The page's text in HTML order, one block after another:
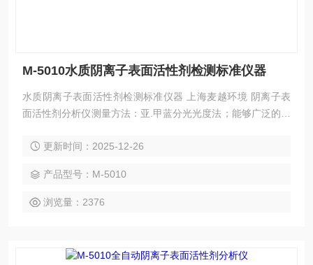
M-5010水质阴离子表面活性剂检测标准仪器
水质阴离子表面活性剂检测标准仪器 上海麦越环境 阴离子表
面活性剂分析仪测量方法：亚.甲蓝分光光度法；能够广泛的应
金、酿造、医药等工业废水及各种生活污水监测应用。
更新时间：2025-12-26
产品型号：M-5010
浏览量：2376